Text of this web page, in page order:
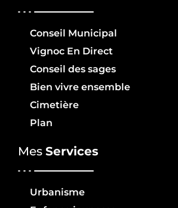
Conseil Municipal
Vignoc En Direct
Conseil des sages
Bien vivre ensemble
Cimetière
Plan
Mes Services
Urbanisme